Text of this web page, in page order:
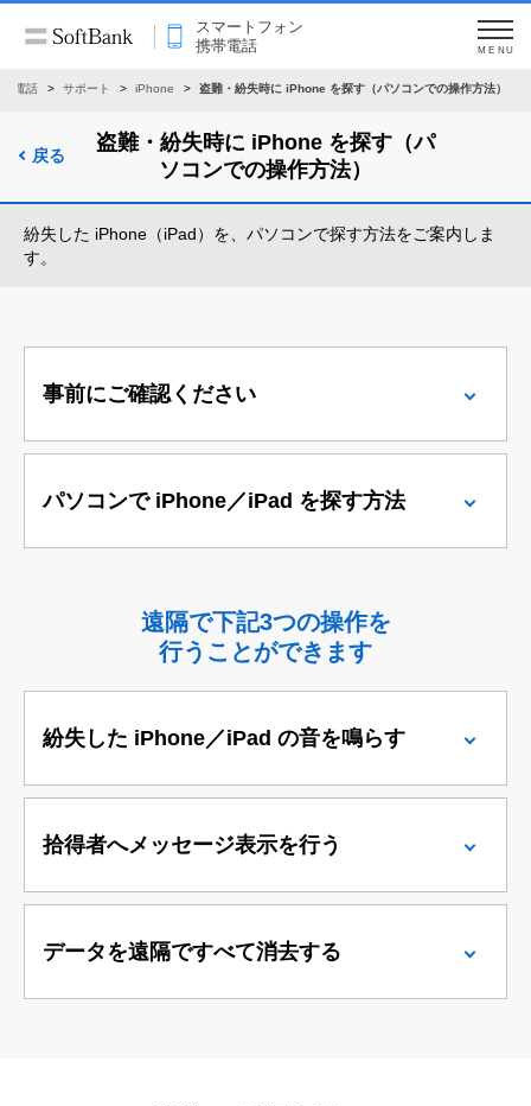
スマートフォン
携帯電話
MENU
帯電話 サポート iPhone 盗難・紛失時に iPhone を探す（パソコンでの操作方法）
戻る
盗難・紛失時に iPhone を探す（パ
ソコンでの操作方法）
紛失した iPhone（iPad）を、パソコンで探す方法をご案内しま
す。
事前にご確認ください
パソコンで iPhone／iPad を探す方法
遠隔で下記3つの操作を
行うことができます
紛失した iPhone／iPad の音を鳴らす
拾得者へメッセージ表示を行う
データを遠隔ですべて消去する